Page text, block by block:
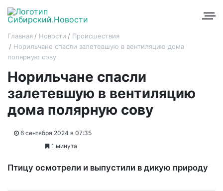
Главная Новости
Происшествия
Норильчане спасли залетевшую в вентиляцию дома
полярную сову
Норильчане спасли
залетевшую в вентиляцию
дома полярную сову
6 сентября 2024 в 07:35
1 минута
Птицу осмотрели и выпустили в дикую природу